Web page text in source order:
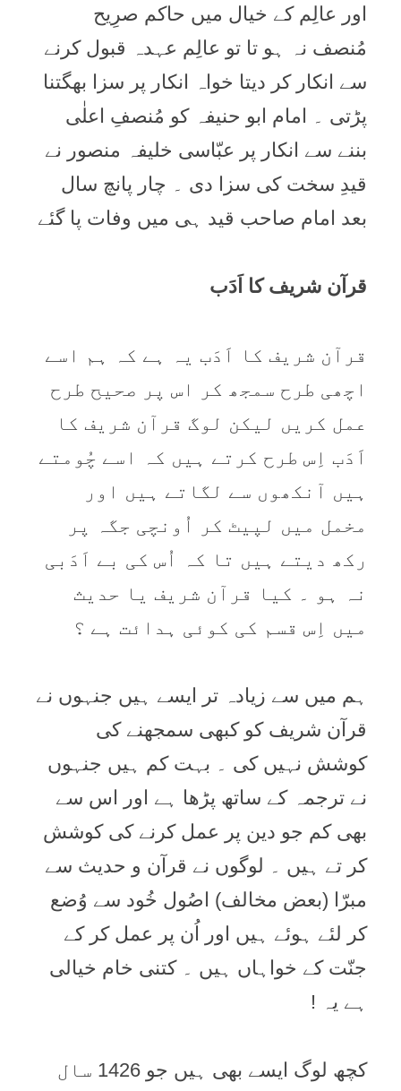
اور عالِم کے خیال میں حاکم صرِیح
مُنصف نہ ہو تا تو عالِم عہدہ قبول کرنے
سے انکار کر دیتا خواہ انکار پر سزا بھگتنا
پڑتی ۔ امام ابو حنیفہ کو مُنصفِ اعلٰی
بننے سے انکار پر عبّاسی خلیفہ منصور نے
قیدِ سخت کی سزا دی ۔ چار پانچ سال
بعد امام صاحب قید ہی میں وفات پا گئے
قرآن شریف کا اَدَب
قرآن شریف کا اَدَب یہ ہے کہ ہم اسے
اچھی طرح سمجھ کر اس پر صحیح طرح
عمل کریں لیکن لوگ قرآن شریف کا
اَدَب اِس طرح کرتے ہیں کہ اسے چُومتے
ہیں آنکھوں سے لگاتے ہیں اور
مخمل میں لپیٹ کر اُونچی جگہ پر
رکھ دیتے ہیں تا کہ اُس کی بے اَدَبی
نہ ہو ۔ کیا قرآن شریف یا حدیث
میں اِس قسم کی کوئی ہدائت ہے ؟
ہم میں سے زیادہ تر ایسے ہیں جنہوں نے
قرآن شریف کو کبھی سمجھنے کی
کوشش نہیں کی ۔ بہت کم ہیں جنہوں
نے ترجمہ کے ساتھ پڑھا ہے اور اس سے
بھی کم جو دین پر عمل کرنے کی کوشش
کر تے ہیں ۔ لوگوں نے قرآن و حدیث سے
مبرّا (بعض مخالف) اصُول خُود سے وُضع
کر لئے ہوئے ہیں اور اُن پر عمل کر کے
جنّت کے خواہاں ہیں ۔ کتنی خام خیالی
ہے یہ !
کچھ لوگ ایسے بھی ہیں جو 1426 سال